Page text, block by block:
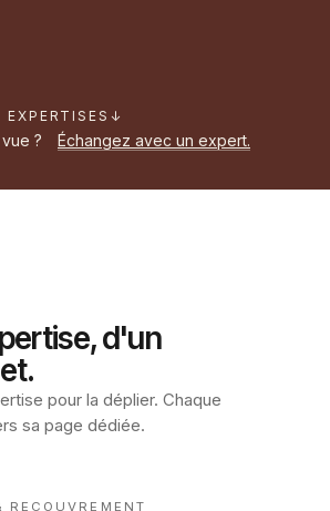
EXPERTISES ↓
? Échangez avec un expert.
d'un
pour la déplier. Chaque
sa page dédiée.
RECOUVREMENT